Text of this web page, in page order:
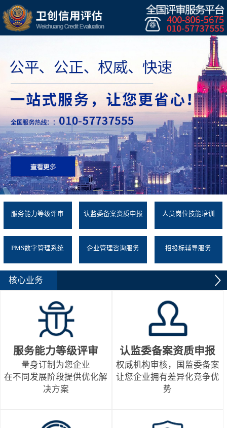
服务能力等级评审 认监委备案资质申报 人员岗位技能培训
PMS数字管理系统 企业管理咨询服务 招投标辅导服务
核心业务
服务能力等级评审
量身订制为您企业
在不同发展阶段提供优化解
决方案
认监委备案资质申报
权威机构审核，国监委备案
让您企业拥有差异化竞争优
势